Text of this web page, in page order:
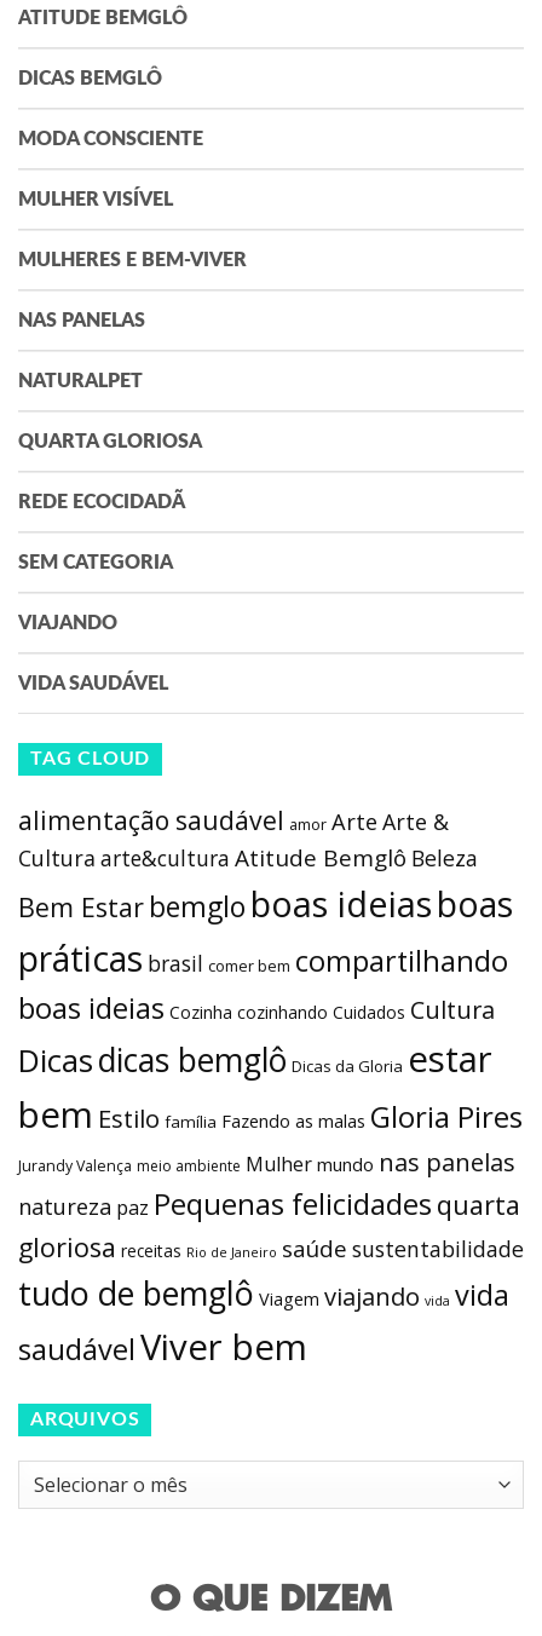
ATITUDE BEMGLÔ
DICAS BEMGLÔ
MODA CONSCIENTE
MULHER VISÍVEL
MULHERES E BEM-VIVER
NAS PANELAS
NATURALPET
QUARTA GLORIOSA
REDE ECOCIDADÃ
SEM CATEGORIA
VIAJANDO
VIDA SAUDÁVEL
TAG CLOUD
alimentação saudável amor Arte Arte &
Cultura arte&cultura Atitude Bemglô Beleza
Bem Estar bemglo boas ideiasboas
práticas brasil comer bem compartilhando
boas ideias Cozinha cozinhando Cuidados Cultura
Dicasdicas bemglô Dicas da Gloria estar
bem Estilo família Fazendo as malas Gloria Pires
Jurandy Valença meio ambiente Mulher mundo nas panelas
natureza paz Pequenas felicidades quarta
gloriosa receitas Rio de Janeiro saúde sustentabilidade
tudo de bemglô Viagem viajando vida vida
saudávelViver bem
ARQUIVOS
Arquivos
O QUE DIZEM